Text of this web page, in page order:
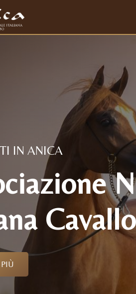
IN ANICA